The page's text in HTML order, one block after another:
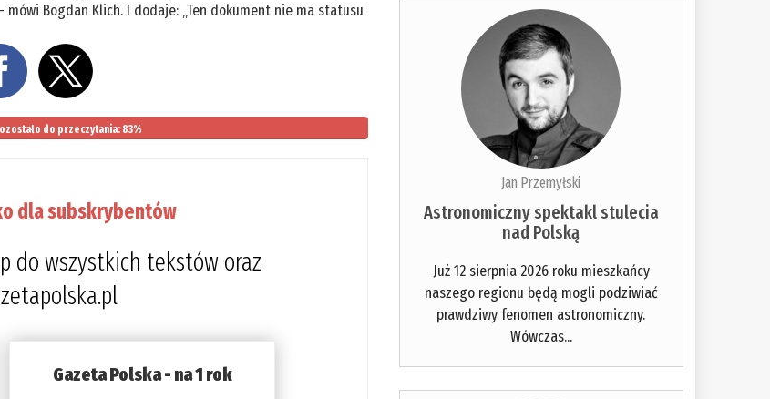
Bogdan Klich. I dodaje: „Ten dokument nie ma statusu
do przeczytania: 83%
dla subskrybentów
do wszystkich tekstów oraz
Gazeta Polska - na 1 rok
Jan Przemyłski
Astronomiczny spektakl stulecia
nad Polską
Już 12 sierpnia 2026 roku mieszkańcy
naszego regionu będą mogli podziwiać
prawdziwy fenomen astronomiczny.
Wówczas...